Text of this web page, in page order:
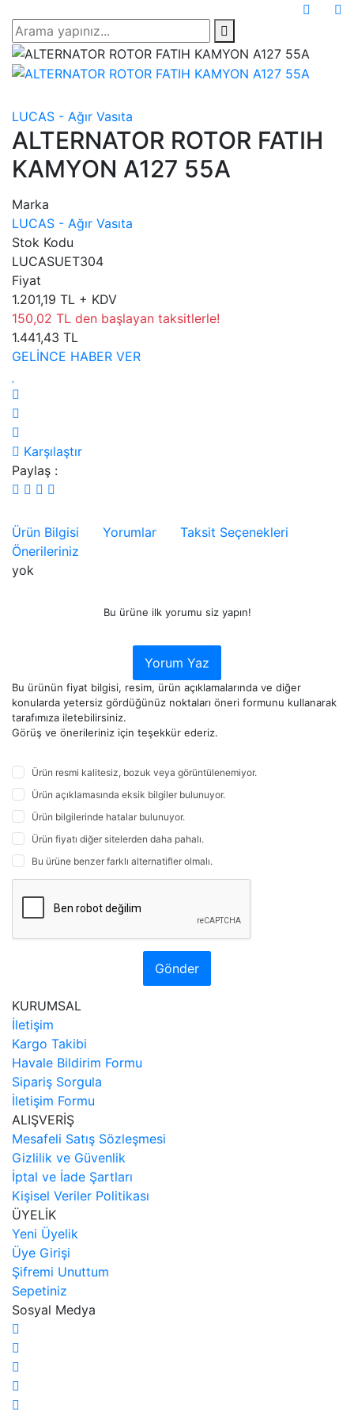
LUCAS - Ağır Vasıta
ALTERNATOR ROTOR FATIH
KAMYON A127 55A
Marka
LUCAS - Ağır Vasıta
Stok Kodu
LUCASUET304
Fiyat
1.201,19 TL + KDV
150,02 TL den başlayan taksitlerle!
1.441,43 TL
GELİNCE HABER VER
Karşılaştır
Paylaş :
Ürün Bilgisi Yorumlar
Taksit Seçenekleri
Önerileriniz
yok
Bu ürüne ilk yorumu siz yapın!
Yorum Yaz
Bu ürünün fiyat bilgisi, resim, ürün açıklamalarında ve diğer
konularda yetersiz gördüğünüz noktaları öneri formunu kullanarak
tarafımıza iletebilirsiniz.
Görüş ve önerileriniz için teşekkür ederiz.
Ürün resmi kalitesiz, bozuk veya görüntülenemiyor.
Ürün açıklamasında eksik bilgiler bulunuyor.
Ürün bilgilerinde hatalar bulunuyor.
Ürün fiyatı diğer sitelerden daha pahalı.
Bu ürüne benzer farklı alternatifler olmalı.
Gönder
KURUMSAL
İletişim
Kargo Takibi
Havale Bildirim Formu
Sipariş Sorgula
İletişim Formu
ALIŞVERİŞ
Mesafeli Satış Sözleşmesi
Gizlilik ve Güvenlik
İptal ve İade Şartları
Kişisel Veriler Politikası
ÜYELİK
Yeni Üyelik
Üye Girişi
Şifremi Unuttum
Sepetiniz
Sosyal Medya